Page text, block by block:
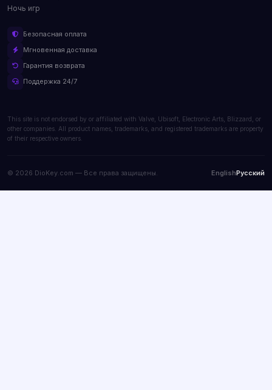
Ночь игр
Безопасная оплата
Мгновенная доставка
Гарантия возврата
Поддержка 24/7
This site is not endorsed by or affiliated with Valve, Ubisoft, Electronic Arts, Blizzard, or
other companies. All product names, trademarks, and registered trademarks are property
of their respective owners.
© 2026 DioKey.com — Все права защищены. EnglishРусский